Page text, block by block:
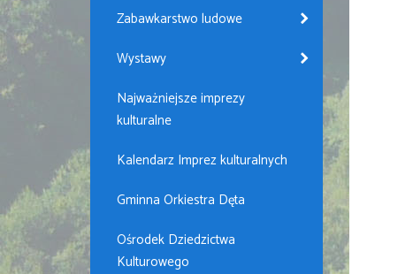
Zabawkarstwo ludowe
Wystawy
Najważniejsze imprezy
kulturalne
Kalendarz Imprez kulturalnych
Gminna Orkiestra Dęta
Ośrodek Dziedzictwa
Kulturowego